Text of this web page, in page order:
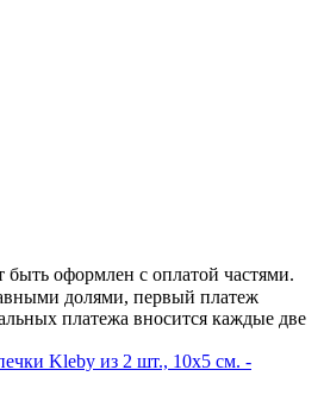
быть оформлен с оплатой частями.
долями, первый платеж
платежа вносится каждые две
Kleby из 2 шт., 10x5 см. -